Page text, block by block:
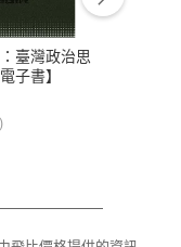
、
休息)
臺灣政治思
子書】